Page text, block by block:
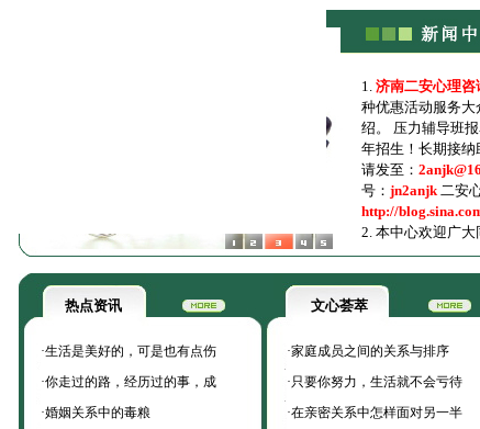
1. 济南二安心理咨
种优惠活动服务
绍。 压力辅导班
年招生！长期接纳
请发至：
号： jn2anjk二安
http://
2. 本中心欢迎广大
热点资讯
·生活是美好的，可是也有点伤
·你走过的路，经历过的事，成
·婚姻关系中的毒粮
文心荟萃
·家庭成员之间的关系与排序
·只要你努力，生活就不会亏待
·在亲密关系中怎样面对另一半